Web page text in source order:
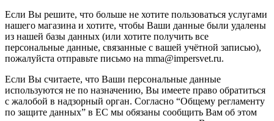
Если Вы решите, что больше не хотите пользоваться услугами
нашего магазина и хотите, чтобы Ваши данные были удалены
из нашей базы данных (или хотите получить все
персональные данные, связанные с вашей учётной записью),
пожалуйста отправьте письмо на mma@impersvet.ru.
Если Вы считаете, что Ваши персональные данные
используются не по назначению, Вы имеете право обратиться
с жалобой в надзорный орган. Согласно “Общему регламенту
по защите данных” в ЕС мы обязаны сообщить Вам об этом